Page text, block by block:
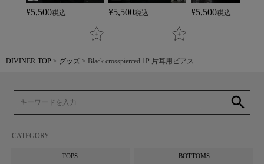
¥5,500税込 ¥5,500税込 ¥5,500税込
DIVINER-TOP グッズ Black crosspierced 1P 片耳用ピアス
search
CATEGORY
TOPS BOTTOMS